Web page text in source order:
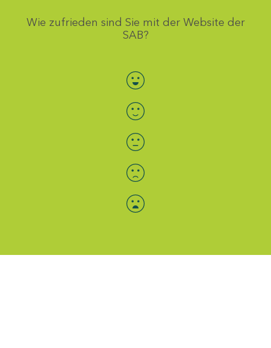
Wie zufrieden sind Sie mit der Website der
SAB?
Bewertung auswählen